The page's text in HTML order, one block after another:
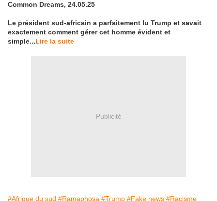
Common Dreams, 24.05.25
Le président sud-africain a parfaitement lu Trump et savait
exactement comment gérer cet homme évident et
simple...Lire la suite
Publicité
#Afrique du sud #Ramaphosa #Trump #Fake news #Racisme